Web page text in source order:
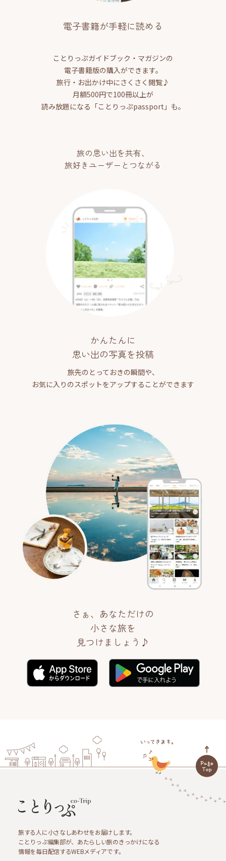
電子書籍が手軽に読める
ことりっぷガイドブック・マガジンの
電子書籍版の購入ができます。
旅行・お出かけ中にさくさく閲覧♪
月額500円で100冊以上が
読み放題になる「ことりっぷpassport」も。
旅の思い出を共有、
旅好きユーザーとつながる
かんたんに
思い出の写真を投稿
旅先のとっておきの瞬間や、
お気に入りのスポットをアップすることができます
さぁ、あなただけの
小さな旅を
見つけましょう♪
旅する人に小さなしあわせをお届けします。
ことりっぷ編集部が、あたらしい旅のきっかけになる
情報を毎日配信するWEBメディアです。